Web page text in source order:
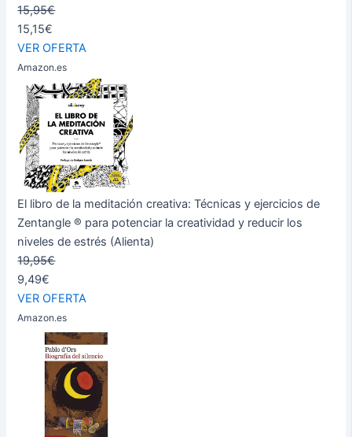
15,95€
15,15€
VER OFERTA
Amazon.es
El libro de la meditación creativa: Técnicas y ejercicios de
Zentangle ® para potenciar la creatividad y reducir los
niveles de estrés (Alienta)
19,95€
9,49€
VER OFERTA
Amazon.es